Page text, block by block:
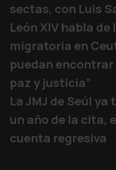
sectas, con Luis
León XIV habla de
migratoria en
puedan
paz y justicia”
La JMJ de Seúl
un año de la cita,
cuenta regresiva